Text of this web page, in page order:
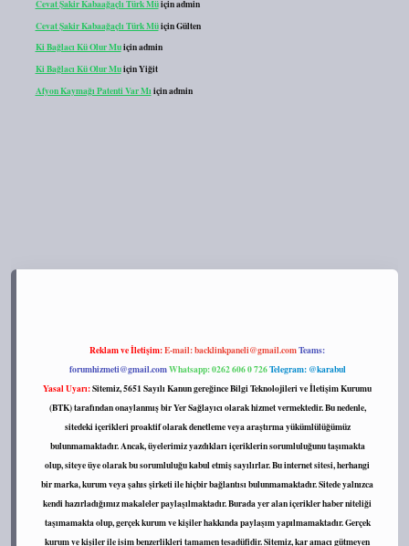
Cevat Şakir Kabaağaçlı Türk Müiçinadmin
Cevat Şakir Kabaağaçlı Türk MüiçinGülten
Ki Bağlacı Kü Olur Muiçinadmin
Ki Bağlacı Kü Olur MuiçinYiğit
Afyon Kaymağı Patenti Var Mı içinadmin
Reklam ve İletişim:E-mail:backlinkpaneli@gmail.comTeams:
forumhizmeti@gmail.comWhatsapp: 0262 606 0 726Telegram: @karabul
Yasal Uyarı:Sitemiz, 5651 Sayılı Kanun gereğince Bilgi Teknolojileri ve İletişim Kurumu
(BTK) tarafından onaylanmış bir Yer Sağlayıcı olarak hizmet vermektedir. Bu nedenle,
sitedeki içerikleri proaktif olarak denetleme veya araştırma yükümlülüğümüz
bulunmamaktadır. Ancak, üyelerimiz yazdıkları içeriklerin sorumluluğunu taşımakta
olup, siteye üye olarak bu sorumluluğu kabul etmiş sayılırlar. Bu internet sitesi, herhangi
bir marka, kurum veya şahıs şirketi ile hiçbir bağlantısı bulunmamaktadır. Sitede yalnızca
kendi hazırladığımız makaleler paylaşılmaktadır. Burada yer alan içerikler haber niteliği
taşımamakta olup, gerçek kurum ve kişiler hakkında paylaşım yapılmamaktadır. Gerçek
kurum ve kişiler ile isim benzerlikleri tamamen tesadüfidir. Sitemiz, kar amacı gütmeyen